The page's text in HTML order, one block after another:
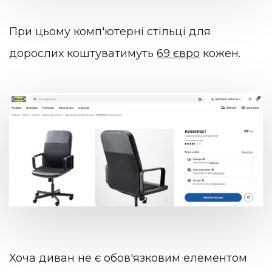
При цьому комп'ютерні стільці для
дорослих коштуватимуть 69 євро кожен.
Хоча диван не є обов'язковим елементом